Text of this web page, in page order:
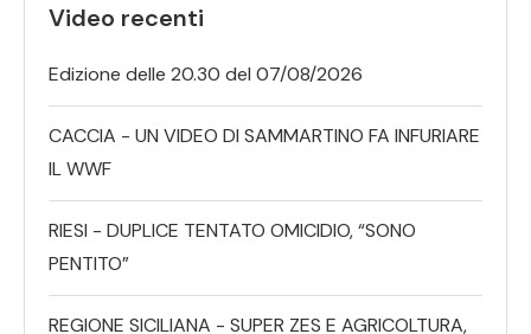
Video recenti
Edizione delle 20.30 del 07/08/2026
CACCIA - UN VIDEO DI SAMMARTINO FA INFURIARE
IL WWF
RIESI - DUPLICE TENTATO OMICIDIO, “SONO
PENTITO”
REGIONE SICILIANA - SUPER ZES E AGRICOLTURA,